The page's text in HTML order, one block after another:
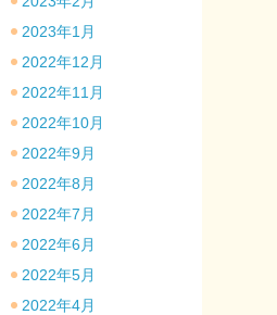
2023年1月
2022年12月
2022年11月
2022年10月
2022年9月
2022年8月
2022年7月
2022年6月
2022年5月
2022年4月